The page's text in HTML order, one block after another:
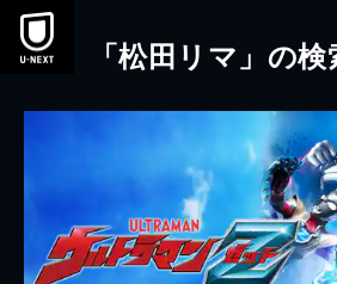
本文へスキップ
「松田リマ」の